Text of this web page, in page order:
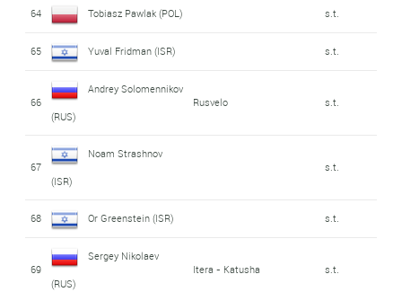
64 Tobiasz Pawlak (POL) s.t.
65 Yuval Fridman (ISR) s.t.
66
Andrey Solomennikov
(RUS)
Rusvelo s.t.
67
Noam Strashnov
(ISR)
s.t.
68 Or Greenstein (ISR) s.t.
69
Sergey Nikolaev
(RUS)
Itera - Katusha s.t.